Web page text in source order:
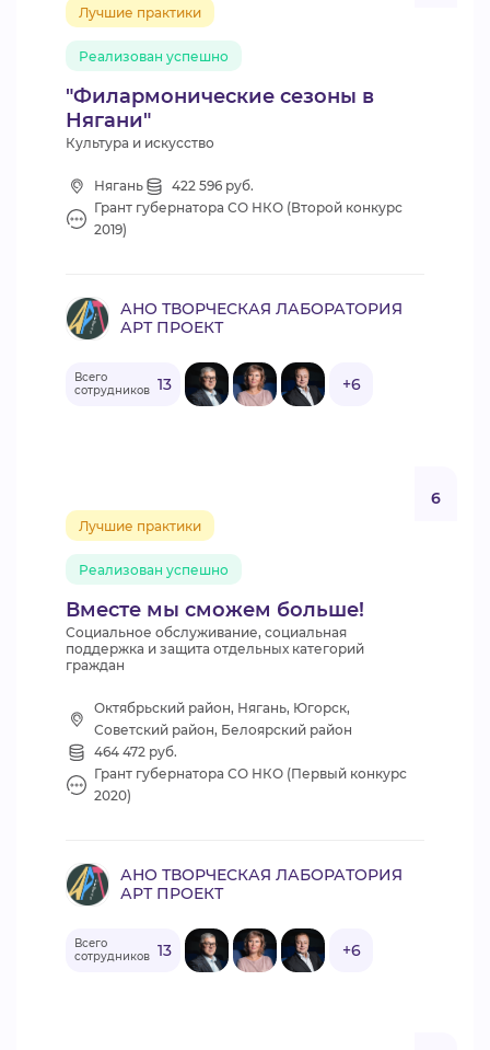
"Филармонические сезоны в
Нягани"
Реализован успешно
Лучшие практики
Культура и искусство
Нягань
422 596 руб.
Грант губернатора СО НКО (Второй конкурс
2019)
АНО ТВОРЧЕСКАЯ ЛАБОРАТОРИЯ
АРТ ПРОЕКТ
Всего
сотрудников 13 +6
Вместе мы сможем больше!
Реализован успешно
Лучшие практики
6
Социальное обслуживание, социальная
поддержка и защита отдельных категорий
граждан
Октябрьский район, Нягань, Югорск,
Советский район, Белоярский район
464 472 руб.
Грант губернатора СО НКО (Первый конкурс
2020)
АНО ТВОРЧЕСКАЯ ЛАБОРАТОРИЯ
АРТ ПРОЕКТ
Всего
сотрудников 13 +6